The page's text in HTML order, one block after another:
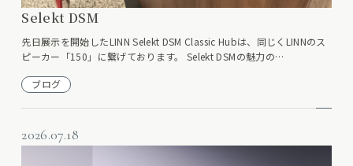
Selekt DSM
先日展示を開始したLINN Selekt DSM Classic Hubは、同じくLINNのス
ピーカー「150」に繋げております。 Selekt DSMの魅力の…
ブログ
2026.07.18